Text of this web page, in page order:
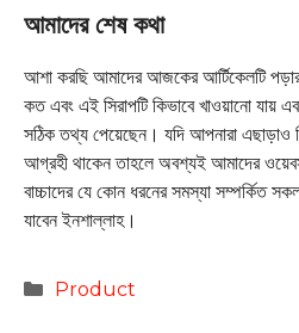
আমাদের শেষ কথা
আশা করছি আমাদের আজকের আর্টিকেলটি পড়ার
কত এবং এই সিরাপটি কিভাবে খাওয়ানো যায়
সঠিক তথ্য পেয়েছেন। যদি আপনারা
আগ্রহী থাকেন তাহলে অবশ্যই আমাদের
বাচ্চাদের যে কোন ধরনের সমস্যা সম্পর্কিত
যাবেন ইনশাল্লাহ।
Categories
Product